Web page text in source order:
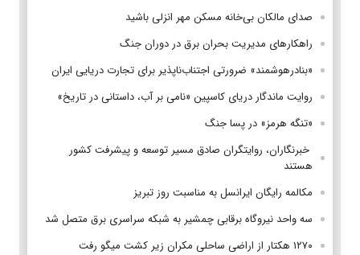
صدای مالکان بی‌خانه مسکن مهر انزلی باشید
راهکارهای مدیریت بحران برق در دوران جنگ
«بنادرهوشمند» ضرورتی اجتناب‌ناپذیر برای تجارت دریایی ایران
روایت ماندگار دریای کاسپین «نامی بر آب، داستانی در تاریخ»
«تنگه هرمز» در پسا جنگ
‌ خبرنگاران، روایتگران صادق مسیر توسعه و پیشرفت کشور
هستند
مکالمه رایگان ایرانسل به مناسبت روز تبریز
سه واحد نیروگاه برقابی چمشیر به شبکه سراسری برق متصل شد
۱۲۷۰ هکتار از اراضی ساحلی مکران زیر کشت میگو رفت